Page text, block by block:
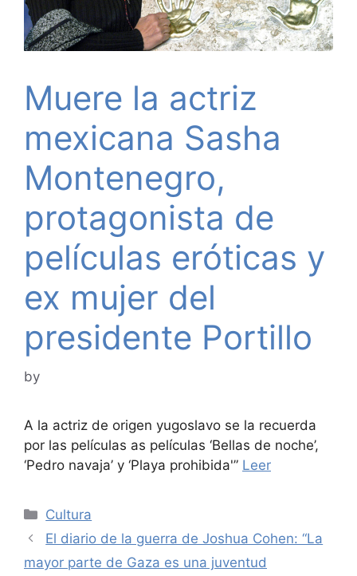
Muere la actriz
mexicana Sasha
Montenegro,
protagonista de
películas eróticas y
ex mujer del
presidente Portillo
by
A la actriz de origen yugoslavo se la recuerda
por las películas as películas ‘Bellas de noche’,
‘Pedro navaja’ y ‘Playa prohibida'” Leer
Categories
Cultura
El diario de la guerra de Joshua Cohen: “La
mayor parte de Gaza es una juventud